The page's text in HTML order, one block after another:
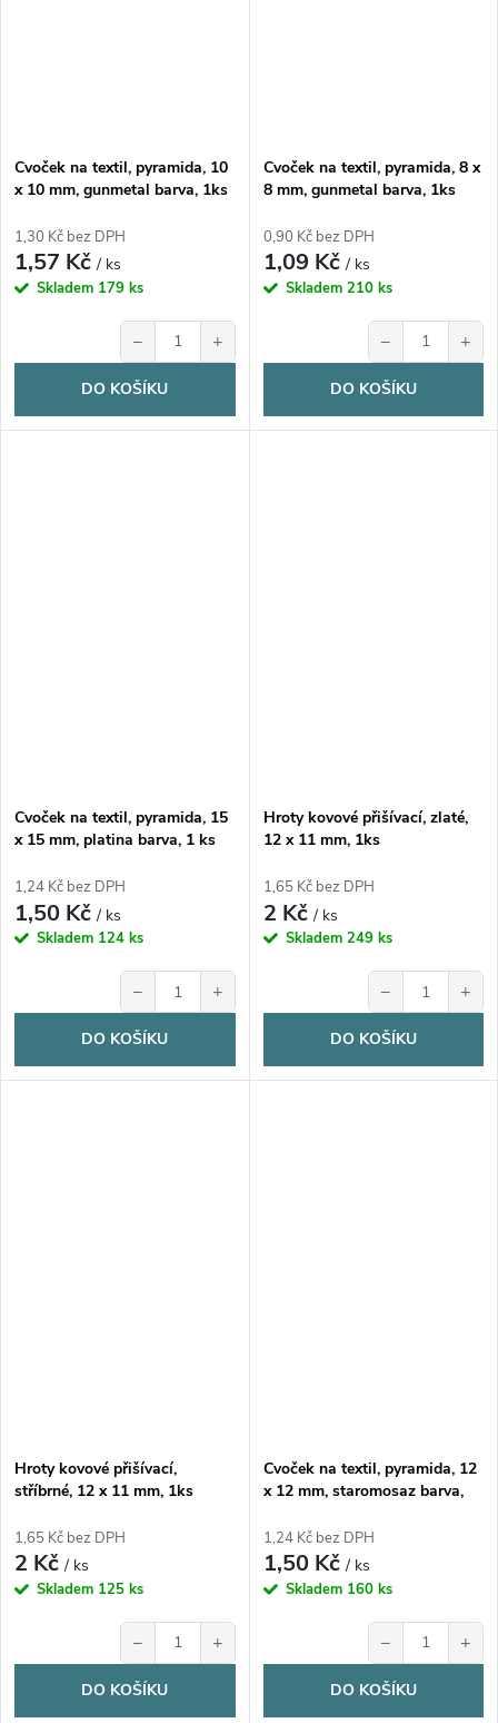
Cvoček na textil, pyramida, 10
x 10 mm, gunmetal barva, 1ks
1,30 Kč bez DPH
1,57 Kč/ ks
Skladem 179 ks
− +
DO KOŠÍKU
Cvoček na textil, pyramida, 8 x
8 mm, gunmetal barva, 1ks
0,90 Kč bez DPH
1,09 Kč/ ks
Skladem 210 ks
− +
DO KOŠÍKU
Cvoček na textil, pyramida, 15
x 15 mm, platina barva, 1 ks
1,24 Kč bez DPH
1,50 Kč/ ks
Skladem 124 ks
− +
DO KOŠÍKU
Hroty kovové přišívací, zlaté,
12 x 11 mm, 1ks
1,65 Kč bez DPH
2 Kč/ ks
Skladem 249 ks
− +
DO KOŠÍKU
Hroty kovové přišívací,
stříbrné, 12 x 11 mm, 1ks
1,65 Kč bez DPH
2 Kč/ ks
Skladem 125 ks
− +
DO KOŠÍKU
Cvoček na textil, pyramida, 12
x 12 mm, staromosaz barva,
1,24 Kč bez DPH
1,50 Kč/ ks
Skladem 160 ks
− +
DO KOŠÍKU